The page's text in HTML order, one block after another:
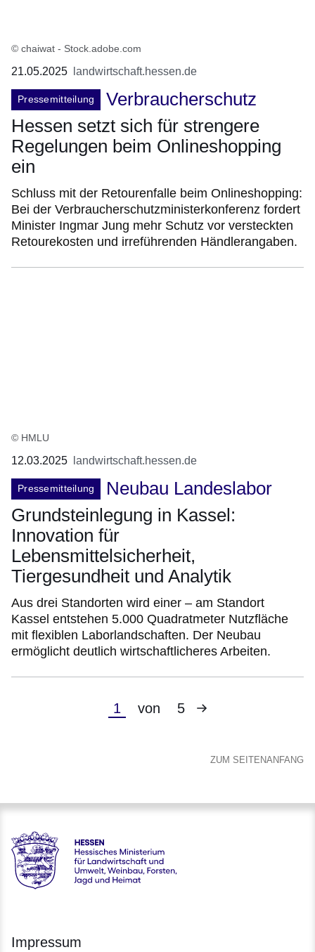
© chaiwat - Stock.adobe.com
21.05.2025 landwirtschaft.hessen.de
Pressemitteilung
Verbraucherschutz
Hessen setzt sich für strengere
Regelungen beim Onlineshopping
ein
Schluss mit der Retourenfalle beim Onlineshopping:
Bei der Verbraucherschutzministerkonferenz fordert
Minister Ingmar Jung mehr Schutz vor versteckten
Retourekosten und irreführenden Händlerangaben.
© HMLU
12.03.2025 landwirtschaft.hessen.de
Pressemitteilung
Neubau Landeslabor
Grundsteinlegung in Kassel:
Innovation für
Lebensmittelsicherheit,
Tiergesundheit und Analytik
Aus drei Standorten wird einer – am Standort
Kassel entstehen 5.000 Quadratmeter Nutzfläche
mit flexiblen Laborlandschaften. Der Neubau
ermöglicht deutlich wirtschaftlicheres Arbeiten.
Aktuelle
1 von 5
Nächste
ZUM SEITENANFANG
Hessen - Hessisches Ministerium für Landwirtschaft und
Impressum